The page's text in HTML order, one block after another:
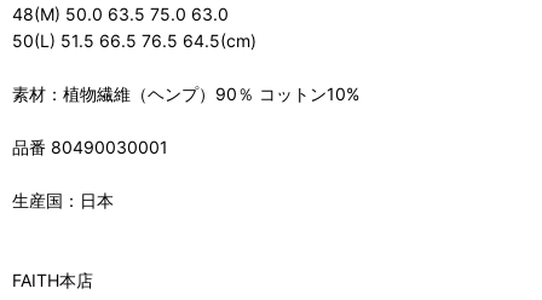
48(M) 50.0 63.5 75.0 63.0
50(L) 51.5 66.5 76.5 64.5(cm)
素材：植物繊維（ヘンプ）90％ コットン10%
品番 80490030001
生産国：日本
FAITH本店